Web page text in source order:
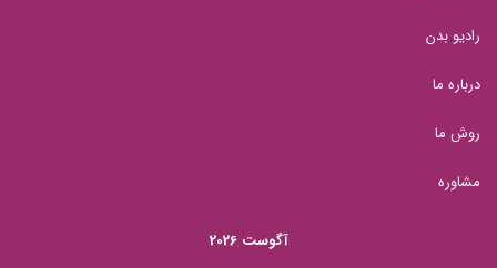
رادیو بدن
درباره ما
روش ما
مشاوره
آگوست 2026